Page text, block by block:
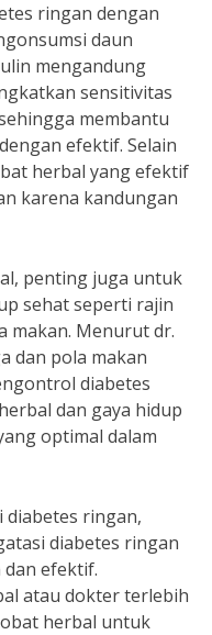
ringan dengan
daun
mengandung
sensitivitas
membantu
efektif. Selain
herbal yang efektif
karena kandungan
penting juga untuk
sehat seperti rajin
makan. Menurut dr.
dan pola makan
diabetes
dan gaya hidup
optimal dalam
diabetes ringan,
diabetes ringan
efektif.
atau dokter terlebih
herbal untuk